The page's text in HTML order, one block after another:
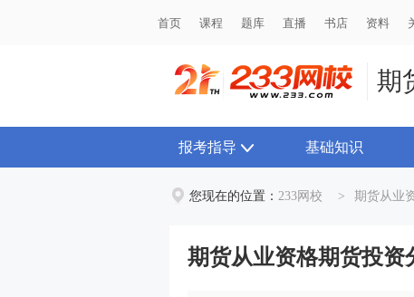
首页 课程 题库 直播 书店 资料
首页 课程 题库 直播 书店 资料
期
报考指导 基础知识
您现在的位置： 233网校 > 期货从业
期货从业资格期货投资